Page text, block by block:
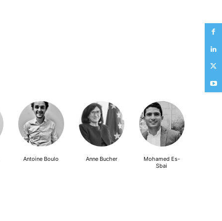
Antoine Boulo Anne Bucher
Mohamed Es-
Sbai